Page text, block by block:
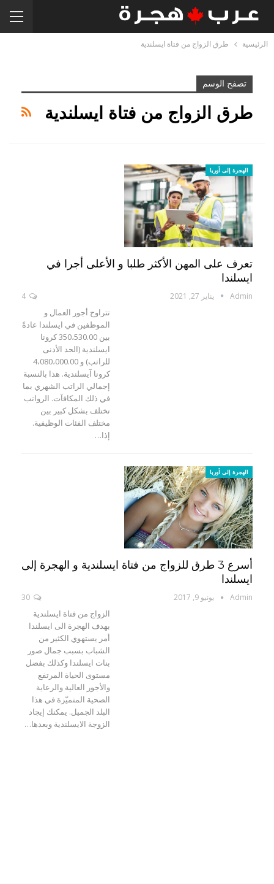
الرئيسية طرق الزواج من فتاة ايسلندية
تصفح الوسم
طرق الزواج من فتاة ايسلندية
الهجرة إلى أوربا
تعرف على المهن الأكثر طلبا و الأعلى أجرا في
ايسلندا
Admin يناير 27, 2021
تتراوح أجور العمال و
الموظفين في ايسلندا عادةً
بين 350،530.00 كرونا
ايسلندية (الحد الأدنى
للراتب) و 4،080،000.00
كرونا آيسلندية. هذا بالنسبة
إجمالي الراتب الشهري بما
في ذلك المكافآت. الرواتب
تختلف بشكل كبير بين
مختلف الفئات الوظيفية.
إذا…
الهجرة إلى أوربا
أسرع 3 طرق للزواج من فتاة ايسلندية و الهجرة إلى
ايسلندا
Admin يونيو 9, 2017
الزواج من فتاة ايسلندية
بهدف الهجرة الى ايسلندا
أمر يستهوي الكثير من
الشباب بسبب جمال صور
بنات ايسلندا وكذلك بفضل
مستوى الحياة المرتفع
والأجور العالية والرعاية
الصحية المتميّزة في هذا
البلد الجميل. يمكنك إيجاد
الزوجة الايسلندية وبعدها…